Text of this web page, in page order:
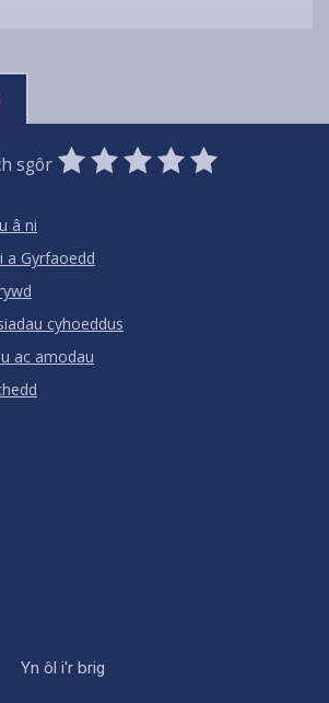
sgôr 1
Star
2
Stars
3
Stars
4
Stars
5
Stars
â ni
a Gyrfaoedd
cyhoeddus
ac amodau
Yn ôl i'r brig